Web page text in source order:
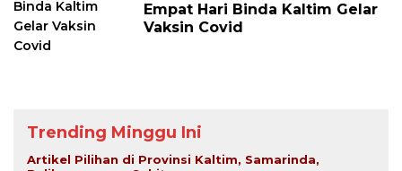
Empat Hari Binda Kaltim Gelar
Vaksin Covid
Trending Minggu Ini
Artikel Pilihan di Provinsi Kaltim, Samarinda,